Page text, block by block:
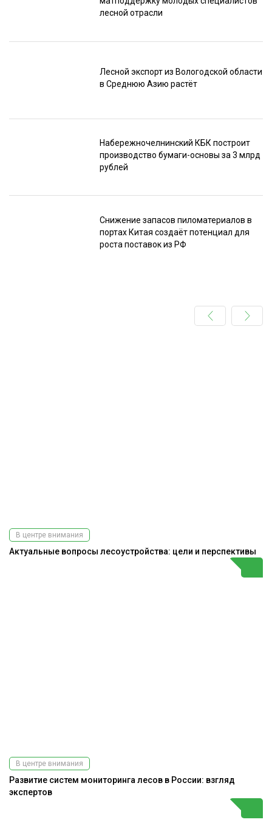
лесной отрасли
Лесной экспорт из Вологодской области
в Среднюю Азию растёт
Набережночелнинский КБК построит
производство бумаги-основы за 3 млрд
рублей
Снижение запасов пиломатериалов в
портах Китая создаёт потенциал для
роста поставок из РФ
В центре внимания
Актуальные вопросы лесоустройства: цели и перспективы
В центре внимания
Развитие систем мониторинга лесов в России: взгляд
экспертов